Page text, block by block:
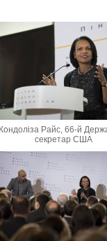
Кондоліза Райс, 66-й
секретар США